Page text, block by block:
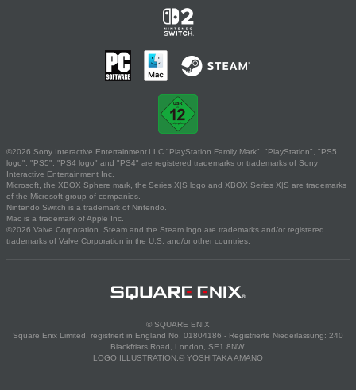
©2026 Sony Interactive Entertainment LLC."PlayStation Family Mark", "PlayStation", "PS5
logo", "PS5", "PS4 logo" and "PS4" are registered trademarks or trademarks of Sony
Interactive Entertainment Inc.
Microsoft, the XBOX Sphere mark, the Series X|S logo and XBOX Series X|S are trademarks
of the Microsoft group of companies.
Nintendo Switch is a trademark of Nintendo.
Mac is a trademark of Apple Inc.
©2026 Valve Corporation. Steam and the Steam logo are trademarks and/or registered
trademarks of Valve Corporation in the U.S. and/or other countries.
© SQUARE ENIX
Square Enix Limited, registriert in England No. 01804186 - Registrierte Niederlassung: 240
Blackfriars Road, London, SE1 8NW.
LOGO ILLUSTRATION:© YOSHITAKA AMANO